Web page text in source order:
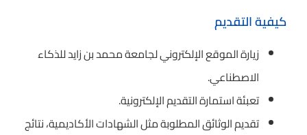
كيفية التقديم
زيارة الموقع الإلكتروني لجامعة محمد بن زايد للذكاء
الاصطناعي.
تعبئة استمارة التقديم الإلكترونية.
تقديم الوثائق المطلوبة مثل الشهادات الأكاديمية، نتائج